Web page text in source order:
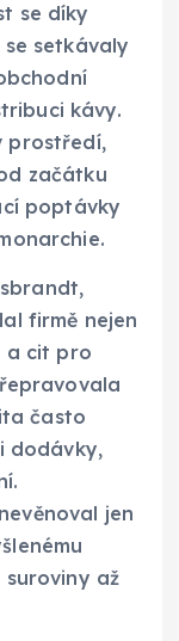
se díky
setkávaly
kávy.
prostředí,
začátku
poptávky
firmě nejen
a cit pro
často
dodávky,
jen
suroviny až